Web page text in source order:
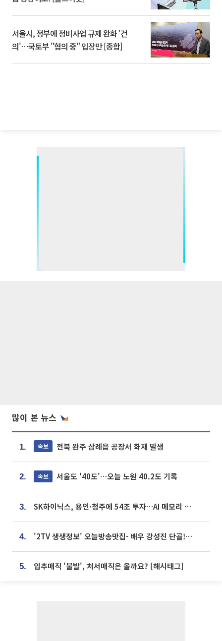
서울시, 정부에 정비사업 규제 완화 '건
의'⋯국토부 "협의 중" 입장만 [종합]
많이 본 뉴스
1. 속보 전북 완주 삼례읍 공장서 화재 발생
2. 속보 서울도 '40도'…오늘 노원 40.2도 기록
3. SK하이닉스, 용인·청주에 54조 투자…AI 메모리 생산기지 키운다
4. '2TV 생생정보' 오늘방송맛집- 배우 강성진 단골! 쌀국수ㆍ푸팟퐁 커리 맛집 '블○○○'
5. 입추매직 '불발', 처서매직은 올까요? [해시태그]